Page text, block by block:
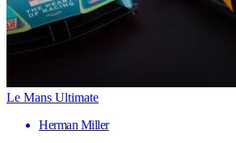
Le Mans Ultimate
Herman Miller